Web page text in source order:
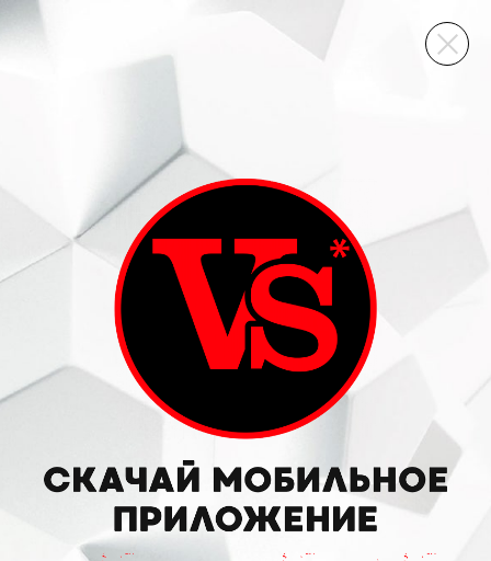
ВИННЫЙ СКЛАД